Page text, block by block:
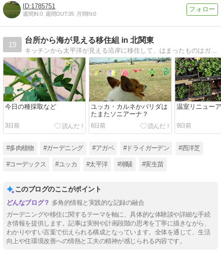
1785751
週間IN:0 週間OUT:35 月間IN:0
19
台所から海が見える移住組 in 北関東
キッチンから太平洋が見える沿岸に移住して、はまったものはガーデニングと、、、。
今日の種採取など
3日前
ユッカ・カルネかバリダは
たまたソニアーナ？
6日前
温室リニュー
9日前
#多肉植物 #ガーデニング #アガベ #ドライガーデン #西洋芝
#コーデックス #ユッカ #太平洋 #潮騒 #実生苗
このブログのここがポイント
多角的情報と実践的な記録の融合
ガーデニングや移住に関するテーマを軸に、具体的な体験談や詳細な手続
き情報を提供します。記事は実例や計画段階の思考を丁寧に描きながら、
わかりやすい言葉で伝えられる構成となっています。全体を通じて、生活
向上や住環境改善への情熱と工夫の精神が感じられる内容です。